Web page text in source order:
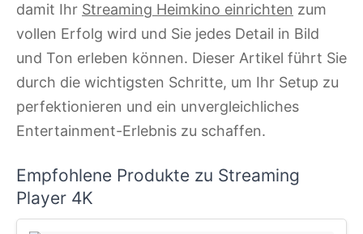
damit Ihr Streaming Heimkino einrichten zum
vollen Erfolg wird und Sie jedes Detail in Bild
und Ton erleben können. Dieser Artikel führt Sie
durch die wichtigsten Schritte, um Ihr Setup zu
perfektionieren und ein unvergleichliches
Entertainment-Erlebnis zu schaffen.
Empfohlene Produkte zu Streaming
Player 4K